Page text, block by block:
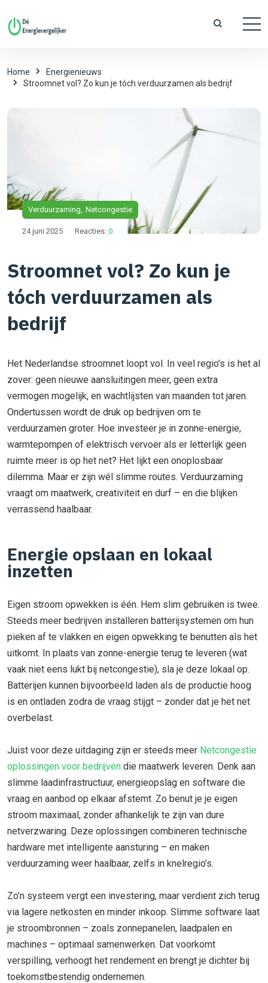
Home
Energienieuws
Stroomnet vol? Zo kun je tóch verduurzamen als bedrijf
Verduurzaming Netcongestie
24 juni 2025 Reacties: 0
Stroomnet vol? Zo kun je
tóch verduurzamen als
bedrijf
Het Nederlandse stroomnet loopt vol. In veel regio’s is het al
zover: geen nieuwe aansluitingen meer, geen extra
vermogen mogelijk, en wachtlijsten van maanden tot jaren.
Ondertussen wordt de druk op bedrijven om te
verduurzamen groter. Hoe investeer je in zonne-energie,
warmtepompen of elektrisch vervoer als er letterlijk geen
ruimte meer is op het net? Het lijkt een onoplosbaar
dilemma. Maar er zijn wél slimme routes. Verduurzaming
vraagt om maatwerk, creativiteit en durf – en die blijken
verrassend haalbaar.
Energie opslaan en lokaal
inzetten
Eigen stroom opwekken is één. Hem slim gebruiken is twee.
Steeds meer bedrijven installeren batterijsystemen om hun
pieken af te vlakken en eigen opwekking te benutten als het
uitkomt. In plaats van zonne-energie terug te leveren (wat
vaak niet eens lukt bij netcongestie), sla je deze lokaal op.
Batterijen kunnen bijvoorbeeld laden als de productie hoog
is en ontladen zodra de vraag stijgt – zonder dat je het net
overbelast.
Juist voor deze uitdaging zijn er steeds meer Netcongestie
oplossingen voor bedrijven die maatwerk leveren. Denk aan
slimme laadinfrastructuur, energieopslag en software die
vraag en aanbod op elkaar afstemt. Zo benut je je eigen
stroom maximaal, zonder afhankelijk te zijn van dure
netverzwaring. Deze oplossingen combineren technische
hardware met intelligente aansturing – en maken
verduurzaming weer haalbaar, zelfs in knelregio’s.
Zo’n systeem vergt een investering, maar verdient zich terug
via lagere netkosten en minder inkoop. Slimme software laat
je stroombronnen – zoals zonnepanelen, laadpalen en
machines – optimaal samenwerken. Dat voorkomt
verspilling, verhoogt het rendement en brengt je dichter bij
toekomstbestendig ondernemen.